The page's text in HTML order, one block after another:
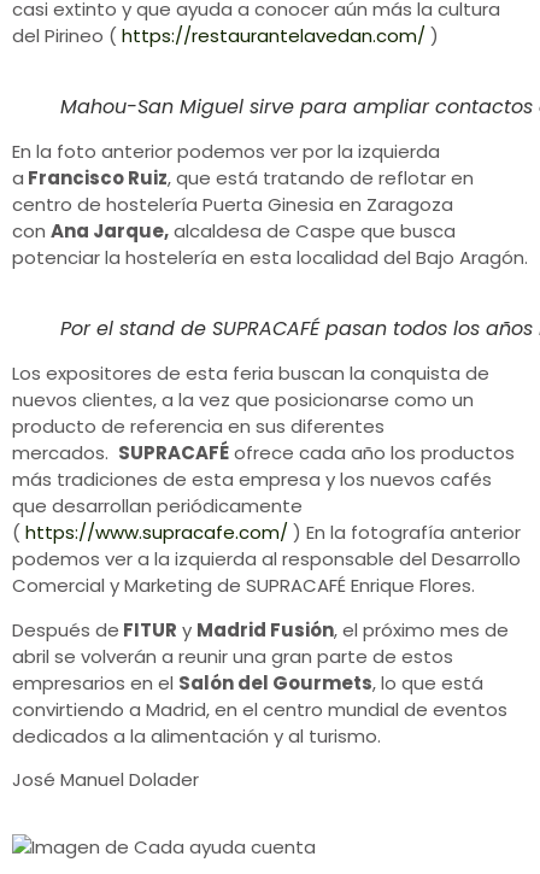
casi extinto y que ayuda a conocer aún más la cultura
del Pirineo (https://restaurantelavedan.com/ )
Mahou-San Miguel sirve para ampliar contactos
En la foto anterior podemos ver por la izquierda
a Francisco Ruiz, que está tratando de reflotar en
centro de hostelería Puerta Ginesia en Zaragoza
con Ana Jarque,alcaldesa de Caspe que busca
potenciar la hostelería en esta localidad del Bajo Aragón.
Por el stand de SUPRACAFÉ pasan todos los
Los expositores de esta feria buscan la conquista de
nuevos clientes, a la vez que posicionarse como un
producto de referencia en sus diferentes
mercados. SUPRACAFÉofrece cada año los productos
más tradiciones de esta empresa y los nuevos cafés
que desarrollan periódicamente
(https://www.supracafe.com/ ) En la fotografía anterior
podemos ver a la izquierda al responsable del Desarrollo
Comercial y Marketing de SUPRACAFÉ Enrique Flores.
Después de FITUR y Madrid Fusión, el próximo mes de
abril se volverán a reunir una gran parte de estos
empresarios en el Salón del Gourmets, lo que está
convirtiendo a Madrid, en el centro mundial de eventos
dedicados a la alimentación y al turismo.
José Manuel Dolader